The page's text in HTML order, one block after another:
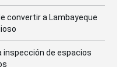
convertir a Lambayeque
inspección de espacios